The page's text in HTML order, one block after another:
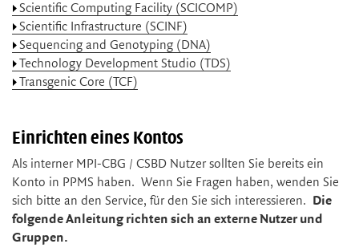
Scientific Computing Facility (SCICOMP)
Scientific Infrastructure (SCINF)
Sequencing and Genotyping (DNA)
Technology Development Studio (TDS)
Transgenic Core (TCF)
Einrichten eines Kontos
Als interner MPI-CBG / CSBD Nutzer sollten Sie bereits ein
Konto in PPMS haben. Wenn Sie Fragen haben, wenden Sie
sich bitte an den Service, für den Sie sich interessieren. Die
folgende Anleitung richten sich an externe Nutzer und
Gruppen.